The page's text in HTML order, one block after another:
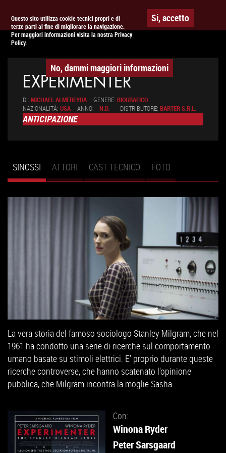
Questo sito utilizza cookie tecnici propri e di
terze parti al fine di migliorare la navigazione.
Per maggiori informazioni visita la nostra Privacy
Policy.
Si, accetto
No, dammi maggiori informazioni
APPUNTAMENTO AL CINEMA
EXPERIMENTER
DI: MICHAEL ALMEREYDA GENERE: BIOGRAFICO
NAZIONALITÀ: USA ANNO: - N.D. - DISTRIBUTORE: BARTER S.R.L.
ANTICIPAZIONE
Schede primarie
SINOSSI (SCHEDA
ATTIVA)
ATTORI CAST TECNICO FOTO
La vera storia del famoso sociologo Stanley Milgram, che nel
1961 ha condotto una serie di ricerche sul comportamento
umano basate su stimoli elettrici. E' proprio durante queste
ricerche controverse, che hanno scatenato l'opinione
pubblica, che Milgram incontra la moglie Sasha…
Con:
Winona Ryder
Peter Sarsgaard